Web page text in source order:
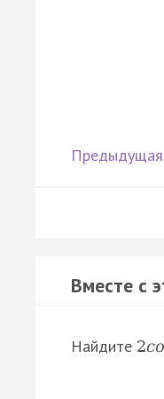
Предыдущая
Вместе с
Найдите 2co